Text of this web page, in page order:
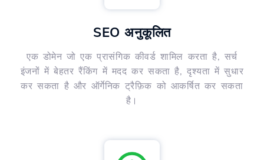
SEO अनुकूलित
एक डोमेन जो एक प्रासंगिक कीवर्ड शामिल करता है, सर्च
इंजनों में बेहतर रैंकिंग में मदद कर सकता है, दृश्यता में सुधार
कर सकता है और ऑर्गेनिक ट्रैफ़िक को आकर्षित कर सकता
है।